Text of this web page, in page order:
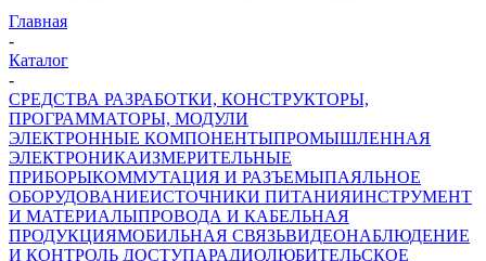
Главная
-
Каталог
-
СРЕДСТВА РАЗРАБОТКИ, КОНСТРУКТОРЫ,
ПРОГРАММАТОРЫ, МОДУЛИ
ЭЛЕКТРОННЫЕ КОМПОНЕНТЫПРОМЫШЛЕННАЯ
ЭЛЕКТРОНИКАИЗМЕРИТЕЛЬНЫЕ
ПРИБОРЫКОММУТАЦИЯ И РАЗЪЕМЫПАЯЛЬНОЕ
ОБОРУДОВАНИЕИСТОЧНИКИ ПИТАНИЯИНСТРУМЕНТ
И МАТЕРИАЛЫПРОВОДА И КАБЕЛЬНАЯ
ПРОДУКЦИЯМОБИЛЬНАЯ СВЯЗЬВИДЕОНАБЛЮДЕНИЕ
И КОНТРОЛЬ ДОСТУПАРАДИОЛЮБИТЕЛЬСКОЕ